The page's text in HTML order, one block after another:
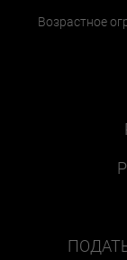
Возрастное